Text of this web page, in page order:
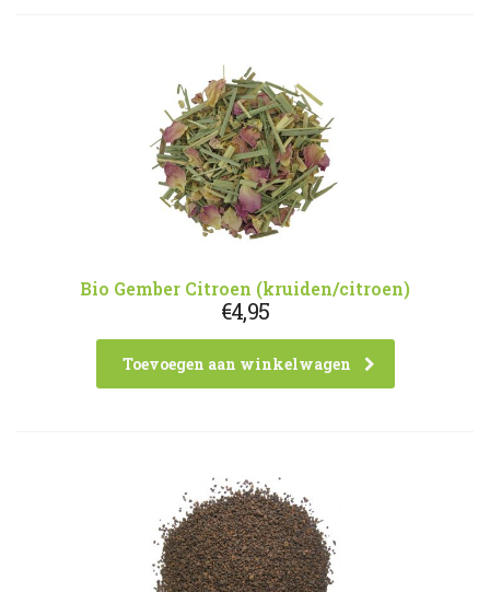
Bio Gember Citroen (kruiden/citroen)
€4,95
Toevoegen aan winkelwagen